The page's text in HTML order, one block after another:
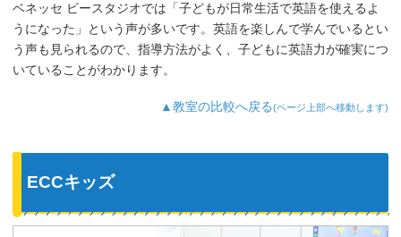
ベネッセ ビースタジオでは「子どもが日常生活で英語を使えるよ
うになった」という声が多いです。英語を楽しんで学んでいるとい
う声も見られるので、指導方法がよく、子どもに英語力が確実につ
いていることがわかります。
▲教室の比較へ戻る(ページ上部へ移動します)
ECCキッズ